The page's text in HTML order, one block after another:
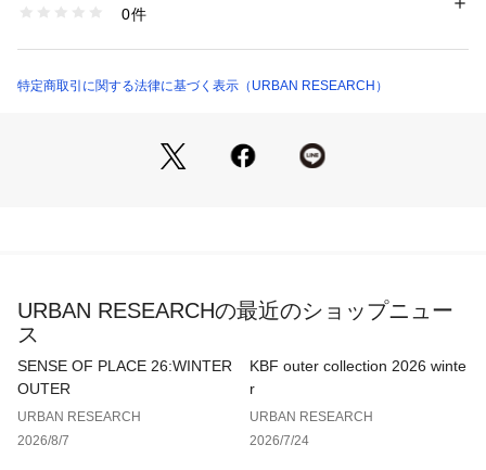
その日の気分に合わせてシンプルな表情も楽しめます。
タイルに合わせるのがおすすめ。足元にサンダルを添えれば、
大人の抜け感漂う旬なコーディネートが完成します。
※商品画像は、光の当たり具合やパソコンなどの閲覧環境によ
り、実際の色味と異なって見える場合がございます。予めご了
承ください。
※商品の色味の目安は、商品単体の画像をご参照ください。
▼お気に入り登録のおすすめ▼
お気に入り登録された商品は、マイページにて現在の価格情報
※詳しい洗濯方法については、商品の品質表示タグをご覧ください
XX26230-2222407 （ショップ）
0件
特定商取引に関する法律に基づく表示（URBAN RESEARCH）
URBAN RESEARCHの最近のショップニュー
ス
SENSE OF PLACE 26:WINTER
OUTER
URBAN RESEARCH
2026/8/7
KBF outer collection 2026 winte
r
URBAN RESEARCH
2026/7/24